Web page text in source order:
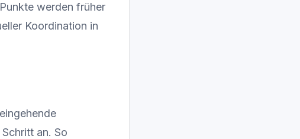
werden früher
Koordination in
an. So